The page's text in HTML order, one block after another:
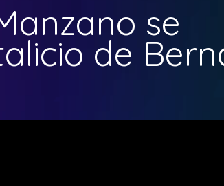
se
de